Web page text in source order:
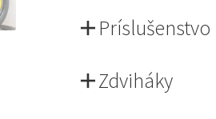
Zdviháky